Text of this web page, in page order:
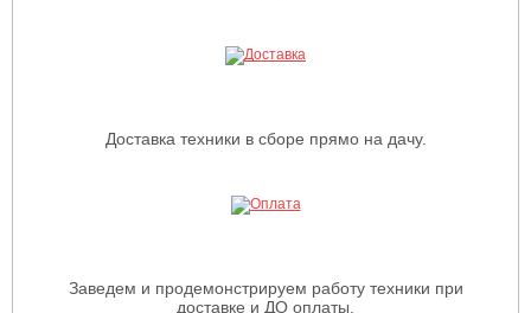
Доставка техники в сборе прямо на дачу.
Заведем и продемонстрируем работу техники при
доставке и ДО оплаты.